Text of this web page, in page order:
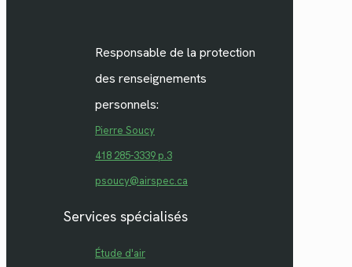
Responsable de la protection
des renseignements
personnels:
Pierre Soucy
418 285-3339 p.3
psoucy@airspec.ca
Services spécialisés
Étude d'air